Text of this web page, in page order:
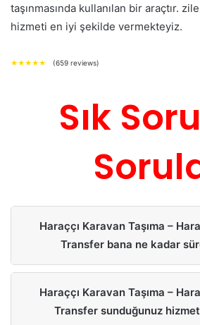
taşınmasında kullanılan bir araçtır.
hizmeti en iyi şekilde vermekteyiz.
★★★★★ (659 reviews)
Sık
Haraççı Karavan Taşıma –
Transfer bana ne kadar
Haraççı Karavan Taşıma –
Transfer sunduğunuz